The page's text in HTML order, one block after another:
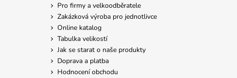
Pro firmy a velkoodběratele
Zakázková výroba pro jednotlivce
Online katalog
Tabulka velikostí
Jak se starat o naše produkty
Doprava a platba
Hodnocení obchodu